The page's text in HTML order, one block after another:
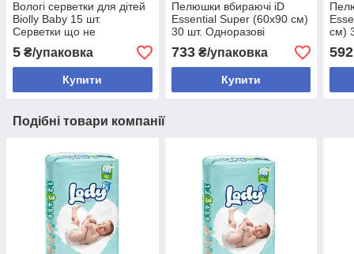
Вологі серветки для дітей
Biolly Baby 15 шт.
Серветки що не
5 ₴/упаковка
Купити
Пелюшки вбираючі iD
Essential Super (60х90 см)
30 шт. Одноразові
733₴/упаковка
Купити
см)
592
Подібні товари компанії